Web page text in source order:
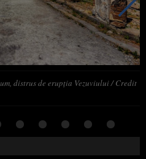
distrus de erupția Vezuviului / Credit